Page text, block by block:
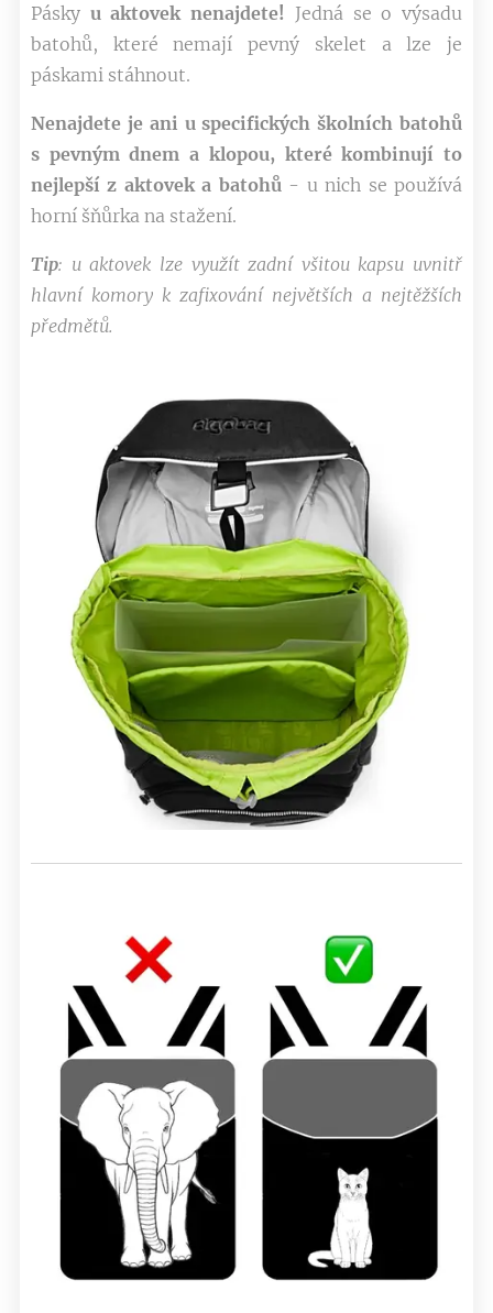
Pásky u aktoveknenajdete! Jedná se o výsadu
batohů, které nemají pevný skelet a lze je
páskami stáhnout.
Nenajdete je ani u specifických školních batohů
s pevným dnem a klopou, které kombinují to
nejlepší z aktovek a batohů - u nich se používá
horní šňůrka na stažení.
Tip: uaktovek lze využít zadní všitou kapsu uvnitř
hlavní komory k zafixování největších a nejtěžších
předmětů.